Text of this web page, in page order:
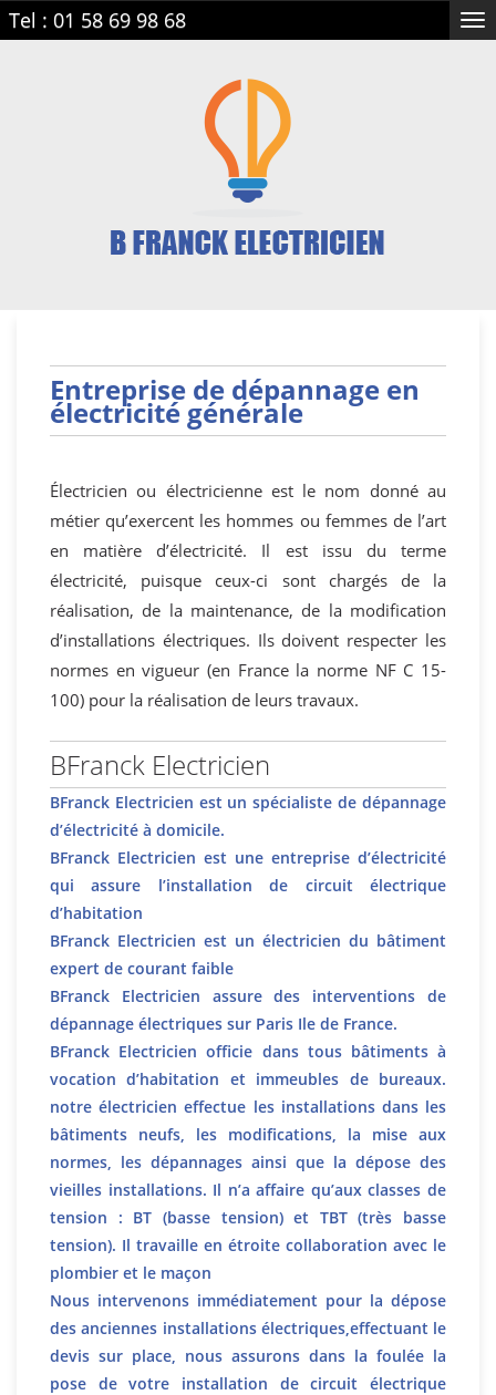
Tel : 01 58 69 98 68
Entreprise de dépannage en
électricité générale
Électricien ou électricienne est le nom donné au
métier qu’exercent les hommes ou femmes de l’art
en matière d’électricité. Il est issu du terme
électricité, puisque ceux-ci sont chargés de la
réalisation, de la maintenance, de la modification
d’installations électriques. Ils doivent respecter les
normes en vigueur (en France la norme NF C 15-
100) pour la réalisation de leurs travaux.
BFranck Electricien
BFranck Electricien est un spécialiste de dépannage
d’électricité à domicile.
BFranck Electricien est une entreprise d’électricité
qui assure l’installation de circuit électrique
d’habitation
BFranck Electricien est un électricien du bâtiment
expert de courant faible
BFranck Electricien assure des interventions de
dépannage électriques sur Paris Ile de France.
BFranck Electricien officie dans tous bâtiments à
vocation d’habitation et immeubles de bureaux.
notre électricien effectue les installations dans les
bâtiments neufs, les modifications, la mise aux
normes, les dépannages ainsi que la dépose des
vieilles installations. Il n’a affaire qu’aux classes de
tension : BT (basse tension) et TBT (très basse
tension). Il travaille en étroite collaboration avec le
plombier et le maçon
Nous intervenons immédiatement pour la dépose
des anciennes installations électriques,effectuant le
devis sur place, nous assurons dans la foulée la
pose de votre installation de circuit électrique